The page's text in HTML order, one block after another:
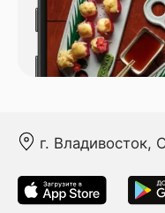
г. Владивосток,